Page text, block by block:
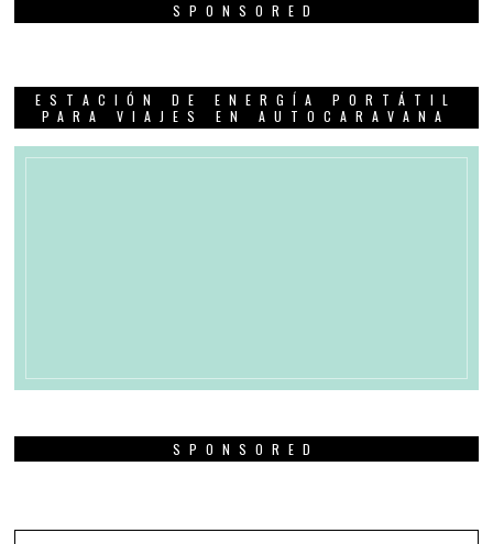
SPONSORED
ESTACIÓN DE ENERGÍA PORTÁTIL
PARA VIAJES EN AUTOCARAVANA
SPONSORED